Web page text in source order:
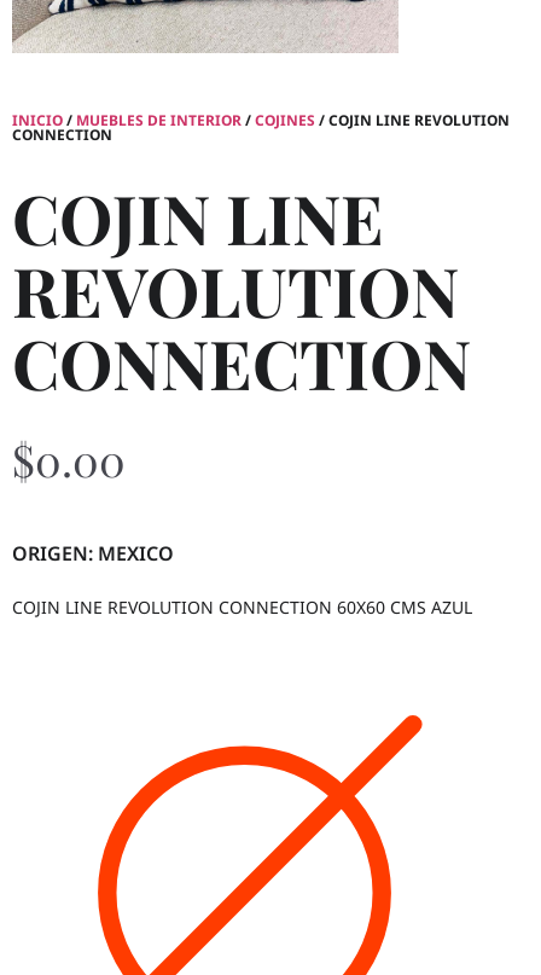
INICIO/ MUEBLES DE INTERIOR/COJINES / COJIN LINE REVOLUTION
CONNECTION
COJIN LINE
REVOLUTION
CONNECTION
$0.00
ORIGEN: MEXICO
COJIN LINE REVOLUTION CONNECTION 60X60 CMS AZUL